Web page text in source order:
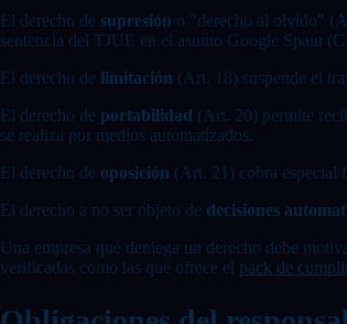
El derecho de supresión o "derecho al olvido"
sentencia del TJUE en el asunto Google Spain
El derecho de limitación (Art. 18) suspende el
El derecho de portabilidad (Art. 20) permite
se realiza por medios automatizados.
El derecho de oposición (Art. 21) cobra especial
El derecho a no ser objeto de decisiones
Una empresa que deniega un derecho debe
verificadas como las que ofrece el pack de